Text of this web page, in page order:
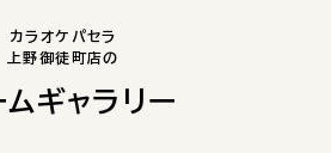
カラオケパセラ
上野御徒町店の
ムギャラリー